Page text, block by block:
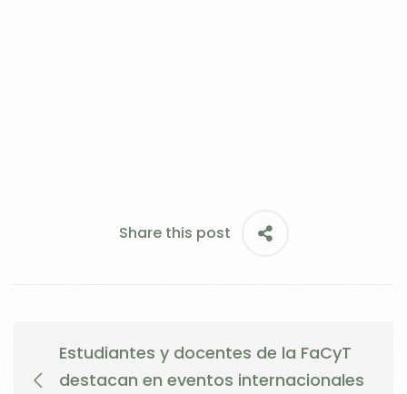
Share this post
Estudiantes y docentes de la FaCyT
destacan en eventos internacionales